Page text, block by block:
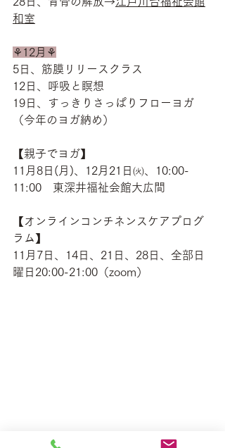
和室
⚘12月⚘
5日、筋膜リリースクラス
12日、呼吸と瞑想
19日、すっきりさっぱりフローヨガ
（今年のヨガ納め）
【親子でヨガ】
11月8日(月)、12月21日㈫、10:00-
11:00　東深井福祉会館大広間
【オンラインコンチネンスケアプログ
ラム】
11月7日、14日、21日、28日、全部日
曜日20:00-21:00（zoom）